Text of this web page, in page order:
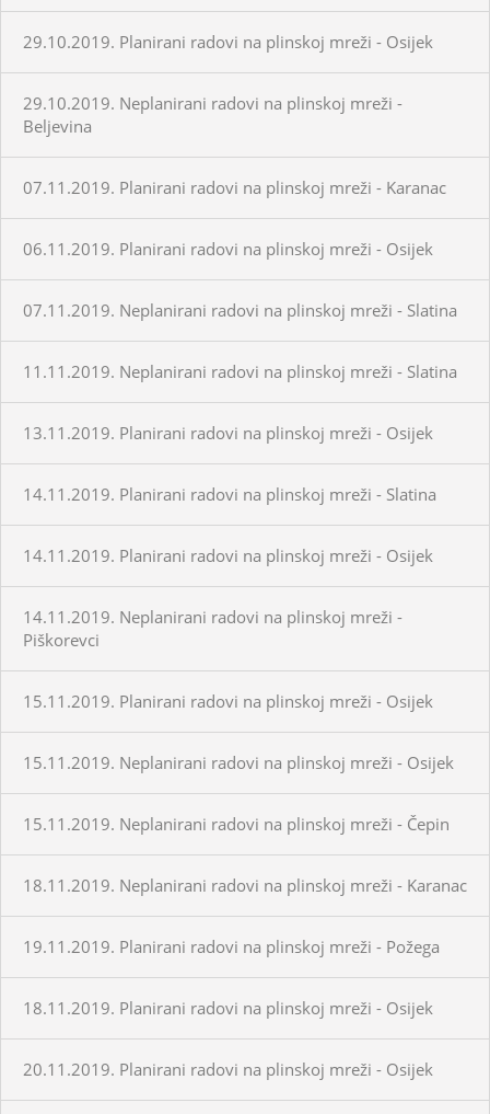
29.10.2019. Planirani radovi na plinskoj mreži - Osijek
29.10.2019. Neplanirani radovi na plinskoj mreži -
Beljevina
07.11.2019. Planirani radovi na plinskoj mreži - Karanac
06.11.2019. Planirani radovi na plinskoj mreži - Osijek
07.11.2019. Neplanirani radovi na plinskoj mreži - Slatina
11.11.2019. Neplanirani radovi na plinskoj mreži - Slatina
13.11.2019. Planirani radovi na plinskoj mreži - Osijek
14.11.2019. Planirani radovi na plinskoj mreži - Slatina
14.11.2019. Planirani radovi na plinskoj mreži - Osijek
14.11.2019. Neplanirani radovi na plinskoj mreži -
Piškorevci
15.11.2019. Planirani radovi na plinskoj mreži - Osijek
15.11.2019. Neplanirani radovi na plinskoj mreži - Osijek
15.11.2019. Neplanirani radovi na plinskoj mreži - Čepin
18.11.2019. Neplanirani radovi na plinskoj mreži - Karanac
19.11.2019. Planirani radovi na plinskoj mreži - Požega
18.11.2019. Planirani radovi na plinskoj mreži - Osijek
20.11.2019. Planirani radovi na plinskoj mreži - Osijek